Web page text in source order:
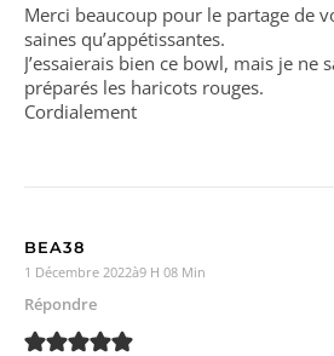
Merci beaucoup pour le partage de
saines qu’appétissantes.
J’essaierais bien ce bowl, mais je ne
préparés les haricots rouges.
Cordialement
BEA38
1 Décembre 2022à9 H 08 Min
Répondre